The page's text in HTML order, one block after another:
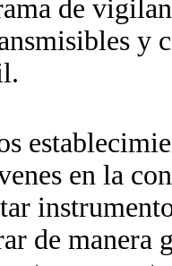
de
y
en la
de manera